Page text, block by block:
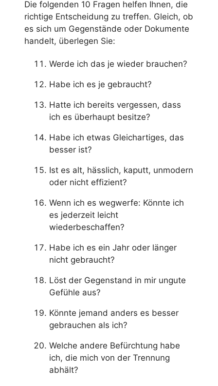
Die folgenden 10 Fragen helfen Ihnen, die
richtige Entscheidung zu treffen. Gleich, ob
es sich um Gegenstände oder Dokumente
handelt, überlegen Sie:
Werde ich das je wieder brauchen?
Habe ich es je gebraucht?
Hatte ich bereits vergessen, dass
ich es überhaupt besitze?
Habe ich etwas Gleichartiges, das
besser ist?
Ist es alt, hässlich, kaputt, unmodern
oder nicht effizient?
Wenn ich es wegwerfe: Könnte ich
es jederzeit leicht
wiederbeschaffen?
Habe ich es ein Jahr oder länger
nicht gebraucht?
Löst der Gegenstand in mir ungute
Gefühle aus?
Könnte jemand anders es besser
gebrauchen als ich?
Welche andere Befürchtung habe
ich, die mich von der Trennung
abhält?